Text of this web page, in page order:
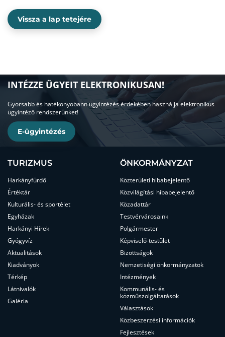
Vissza a lap tetejére
INTÉZZE ÜGYEIT ELEKTRONIKUSAN!
Gyorsabb és hatékonyobann ügyintézés érdekében használja elektronikus
ügyintéző rendszerünket!
E-ügyintézés
TURIZMUS
Harkányfürdő
Értéktár
Kulturális- és sportélet
Egyházak
Harkányi Hírek
Gyógyvíz
Aktualitások
Kiadványok
Térkép
Látnivalók
Galéria
ÖNKORMÁNYZAT
Közterületi hibabejelentő
Közvilágítási hibabejelentő
Közadattár
Testvérvárosaink
Polgármester
Képviselő-testület
Bizottságok
Nemzetiségi önkormányzatok
Intézmények
Kommunális- és
közműszolgáltatások
Választások
Közbeszerzési információk
Fejlesztések